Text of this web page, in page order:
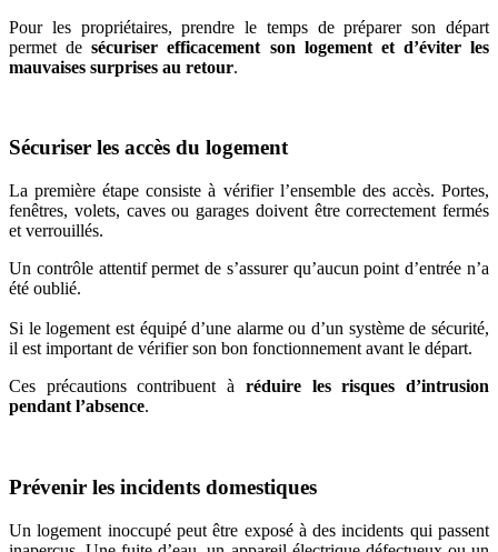
Pour les propriétaires, prendre le temps de préparer son départ
permet desécuriser efficacement son logement et d’éviter les
mauvaises surprises au retour.
Sécuriser les accès du logement
La première étape consiste à vérifier l’ensemble des accès. Portes,
fenêtres, volets, caves ou garages doivent être correctement fermés
et verrouillés.
Un contrôle attentif permet de s’assurer qu’aucun point d’entrée n’a
été oublié.
Si le logement est équipé d’une alarme ou d’un système de sécurité,
il est important de vérifier son bon fonctionnement avant le départ.
Ces précautions contribuent à réduire les risques d’intrusion
pendant l’absence.
Prévenir les incidents domestiques
Un logement inoccupé peut être exposé à des incidents qui passent